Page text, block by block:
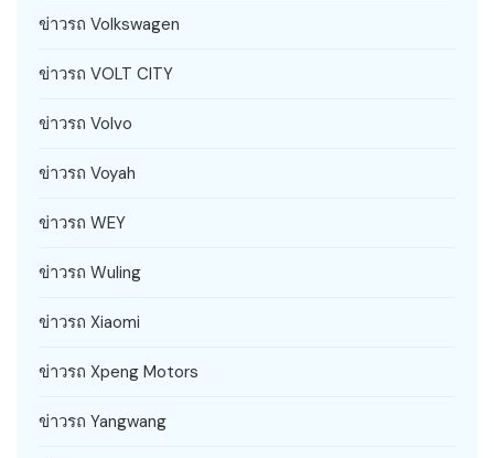
ข่าวรถ Volkswagen
ข่าวรถ VOLT CITY
ข่าวรถ Volvo
ข่าวรถ Voyah
ข่าวรถ WEY
ข่าวรถ Wuling
ข่าวรถ Xiaomi
ข่าวรถ Xpeng Motors
ข่าวรถ Yangwang